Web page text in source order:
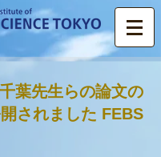
葉先生らの論文の
されました FEBS